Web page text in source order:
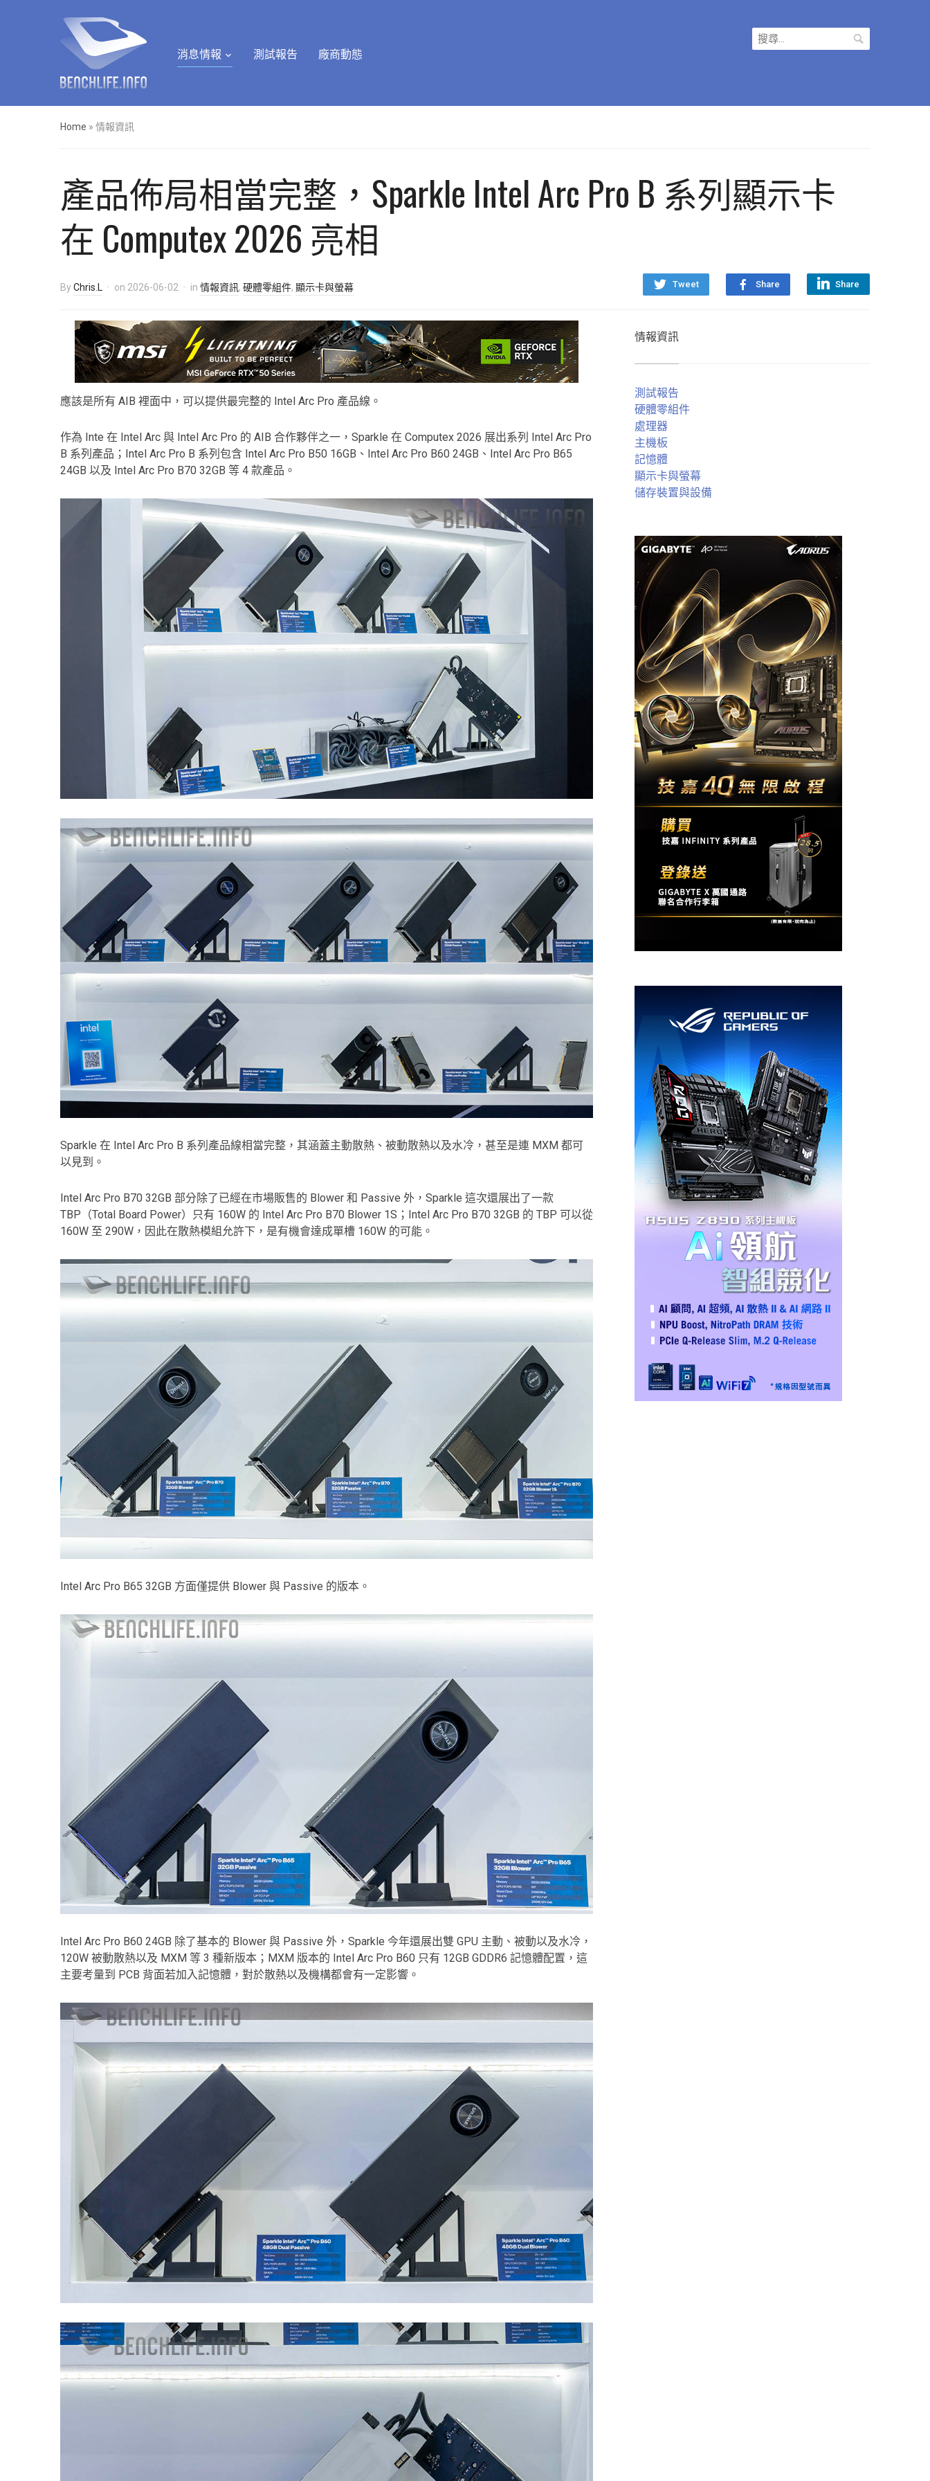
消息情報 測試報告 廠商動態
搜
尋
Home » 情報資訊
產品佈局相當完整，Sparkle Intel Arc Pro B 系列顯示卡
在 Computex 2026 亮相
Tweet Share Share
ByChris.L on 2026-06-02 in 情報資訊, 硬體零組件, 顯示卡與螢幕
應該是所有 AIB 裡面中，可以提供最完整的 Intel Arc Pro 產品線。
作為 Inte 在 Intel Arc 與 Intel Arc Pro 的 AIB 合作夥伴之一，Sparkle 在 Computex 2026 展出系列 Intel Arc Pro
B 系列產品；Intel Arc Pro B 系列包含 Intel Arc Pro B50 16GB、Intel Arc Pro B60 24GB、Intel Arc Pro B65
24GB 以及 Intel Arc Pro B70 32GB 等 4 款產品。
Sparkle 在 Intel Arc Pro B 系列產品線相當完整，其涵蓋主動散熱、被動散熱以及水冷，甚至是連 MXM 都可
以見到。
Intel Arc Pro B70 32GB 部分除了已經在市場販售的 Blower 和 Passive 外，Sparkle 這次還展出了一款
TBP（Total Board Power）只有 160W 的 Intel Arc Pro B70 Blower 1S；Intel Arc Pro B70 32GB 的 TBP 可以從
160W 至 290W，因此在散熱模組允許下，是有機會達成單槽 160W 的可能。
Intel Arc Pro B65 32GB 方面僅提供 Blower 與 Passive 的版本。
Intel Arc Pro B60 24GB 除了基本的 Blower 與 Passive 外，Sparkle 今年還展出雙 GPU 主動、被動以及水冷，
120W 被動散熱以及 MXM 等 3 種新版本；MXM 版本的 Intel Arc Pro B60 只有 12GB GDDR6 記憶體配置，這
主要考量到 PCB 背面若加入記憶體，對於散熱以及機構都會有一定影響。
情報資訊
測試報告
硬體零組件
處理器
主機板
記憶體
顯示卡與螢幕
儲存裝置與設備